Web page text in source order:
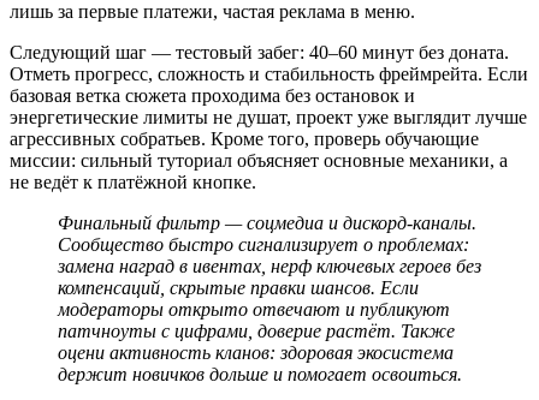
лишь за первые платежи, частая реклама в меню.
Следующий шаг — тестовый забег: 40–60 минут без доната.
Отметь прогресс, сложность и стабильность фреймрейта. Если
базовая ветка сюжета проходима без остановок и
энергетические лимиты не душат, проект уже выглядит лучше
агрессивных собратьев. Кроме того, проверь обучающие
миссии: сильный туториал объясняет основные механики, а
не ведёт к платёжной кнопке.
Финальный фильтр — соцмедиа и дискорд‑каналы.
Сообщество быстро сигнализирует о проблемах:
замена наград в ивентах, нерф ключевых героев без
компенсаций, скрытые правки шансов. Если
модераторы открыто отвечают и публикуют
патчноуты с цифрами, доверие растёт. Также
оцени активность кланов: здоровая экосистема
держит новичков дольше и помогает освоиться.